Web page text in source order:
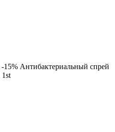
-15% Антибактериальный спрей
1st